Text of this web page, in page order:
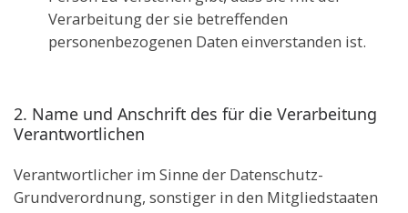
Verarbeitung der sie betreffenden
personenbezogenen Daten einverstanden ist.
2. Name und Anschrift des für die Verarbeitung
Verantwortlichen
Verantwortlicher im Sinne der Datenschutz-
Grundverordnung, sonstiger in den Mitgliedstaaten